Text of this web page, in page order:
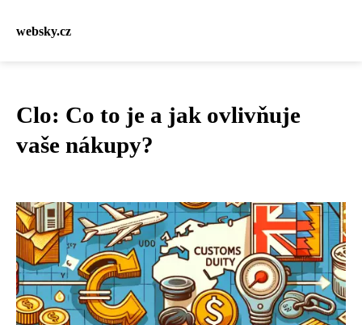
websky.cz
Clo: Co to je a jak ovlivňuje
vaše nákupy?